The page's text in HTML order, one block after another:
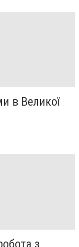
в Великої
з